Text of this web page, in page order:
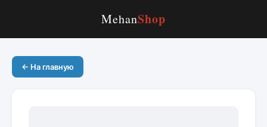
MehanShop
← На главную